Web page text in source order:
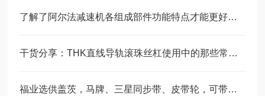
了解了阿尔法减速机各组成部件功能特点才能更好的使用它
干货分享：THK直线导轨滚珠丝杠使用中的那些常见故障与解决技巧
福业选供盖茨，马牌、三星同步带、皮带轮，可带图纸加工定制。